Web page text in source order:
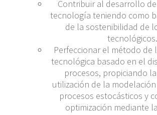
Contribuir al desarrollo
tecnología teniendo como
de la sostenibilidad de
tecnológicos.
Perfeccionar el método de
tecnológica basado en el
procesos, propiciando
utilización de la
procesos estocásticos y
optimización mediante